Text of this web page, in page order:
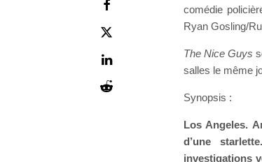
comédie
Ryan Gosling/
The Nice Guys
salles le même
Synopsis :
Los Angeles.
d’une
investigations